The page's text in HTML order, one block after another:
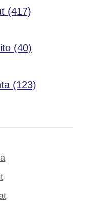
(417)
(40)
(123)